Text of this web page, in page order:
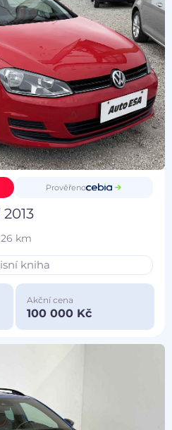
Prověřeno
2013
km
kniha
Akční cena
100 000 Kč